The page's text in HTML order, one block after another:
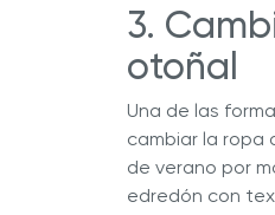
3.
otoñal
Una de las
cambiar la ropa
de verano por
edredón con